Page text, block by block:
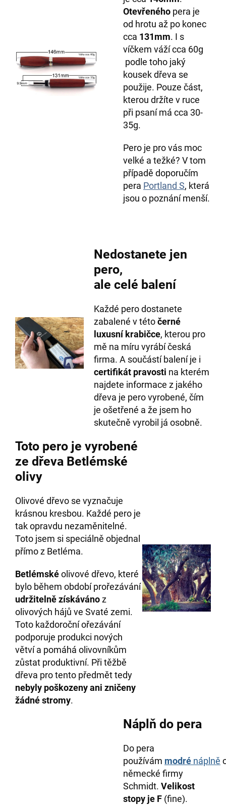
Otevřeného pera je
od hrotu až po konec
cca 131mm. I s
víčkem váží cca 60g
podle toho jaký
kousek dřeva se
použije. Pouze část,
kterou držíte v ruce
při psaní má cca 30-
35g.
Pero je pro vás moc
velké a težké? V tom
případě doporučím
pera Portland S, která
jsou o poznání menší.
Nedostanete jen
pero,
ale celé balení
Každé pero dostanete
zabalené v tétočerné
luxusní krabičce, kterou pro
mě na míru vyrábí česká
firma. A součástí balení je i
certifikát pravosti na kterém
najdete informace z jakého
dřeva je pero vyrobené, čím
je ošetřené a že jsem ho
skutečně vyrobil já osobně.
Toto pero je vyrobené
ze dřeva Betlémské
olivy
Olivové dřevo se vyznačuje
krásnou kresbou. Každé pero je
tak opravdu nezaměnitelné.
Toto jsem si speciálně objednal
přímo z Betléma.
Betlémskéolivové dřevo, které
bylo během období prořezávání
udržitelně získávánoz
olivových hájů ve Svaté zemi.
Toto každoroční ořezávání
podporuje produkci nových
větví a pomáhá olivovníkům
zůstat produktivní. Při těžbě
dřeva pro tento předmět tedy
nebyly poškozeny ani zničeny
žádné stromy.
Náplň do pera
Do pera
používám modré náplně
německé firmy
Schmidt. Velikost
stopy je F (fine).